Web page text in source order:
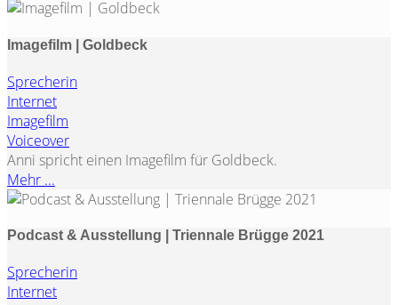
Imagefilm | Goldbeck
Sprecherin
Internet
Imagefilm
Voiceover
Anni spricht einen Imagefilm für Goldbeck.
Mehr ...
Podcast & Ausstellung | Triennale Brügge 2021
Sprecherin
Internet